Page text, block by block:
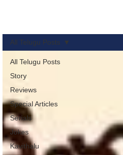
All Telugu Posts
Story
Reviews
Special Articles
Serials
Jokes
Kavithalu
All Telugu Posts